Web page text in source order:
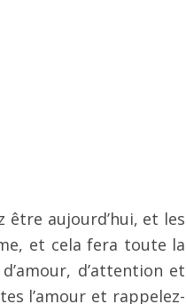
être aujourd’hui, et les
et cela fera toute la
d’attention et
l’amour et rappelez-